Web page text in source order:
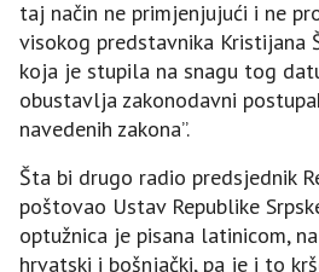
taj način ne primjenjujući i ne
visokog predstavnika Kristijana
koja je stupila na snagu tog
obustavlja zakonodavni
navedenih zakona”.
Šta bi drugo radio predsjednik
poštovao Ustav Republike
optužnica je pisana latinicom,
hrvatski i bošnjački, pa je i to